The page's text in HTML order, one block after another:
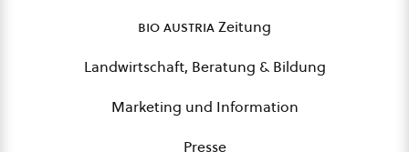
bio austriaZeitung
Landwirtschaft, Beratung & Bildung
Marketing und Information
Presse